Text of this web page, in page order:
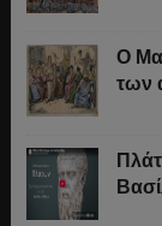
Ο
των